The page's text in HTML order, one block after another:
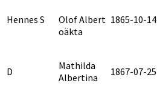
Hennes S
Olof Albert
oäkta
1865-10-14
D
Mathilda
Albertina
1867-07-25